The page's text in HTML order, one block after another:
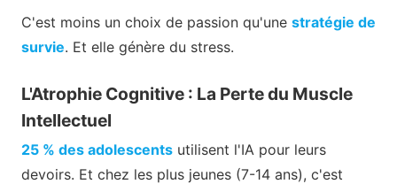
C'est moins un choix de passion qu'une stratégie de
survie. Et elle génère du stress.
L'Atrophie Cognitive : La Perte du Muscle
Intellectuel
25 % des adolescents utilisent l'IA pour leurs
devoirs. Et chez les plus jeunes (7-14 ans), c'est